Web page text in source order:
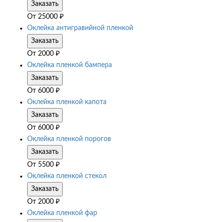
Заказать
От 25000 ₽
Оклейка антигравийной пленкой
Заказать
От 2000 ₽
Оклейка пленкой бампера
Заказать
От 6000 ₽
Оклейка пленкой капота
Заказать
От 6000 ₽
Оклейка пленкой порогов
Заказать
От 5500 ₽
Оклейка пленкой стекол
Заказать
От 2000 ₽
Оклейка пленкой фар